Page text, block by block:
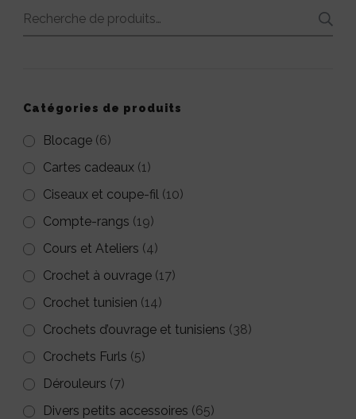
Recherche
Catégories de produits
Blocage (6)
Cartes cadeaux (1)
Ciseaux et coupe-fil (10)
Compte-rangs (19)
Cours et Ateliers (4)
Crochet à ouvrage (17)
Crochet tunisien (14)
Crochets d’ouvrage et tunisiens (38)
Crochets Furls (5)
Dérouleurs (7)
Divers petits accessoires (65)